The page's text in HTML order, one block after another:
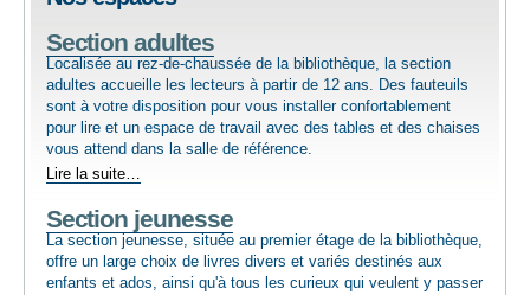
NOS ESPACES
LIVRES / SERVICES
PLANTOTEK - GRAINOTHÈQUE
Section adultes
Localisée au rez-de-chaussée de la bibliothèque, la section
adultes accueille les lecteurs à partir de 12 ans. Des fauteuils
sont à votre disposition pour vous installer confortablement
pour lire et un espace de travail avec des tables et des chaises
vous attend dans la salle de référence.
Section
-
Lire la suite…
Section jeunesse
La section jeunesse, située au premier étage de la bibliothèque,
offre un large choix de livres divers et variés destinés aux
enfants et ados, ainsi qu'à tous les curieux qui veulent y passer